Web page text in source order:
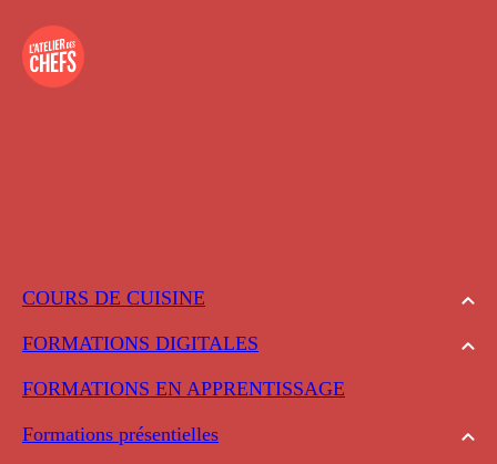
COURS DE CUISINE
FORMATIONS DIGITALES
FORMATIONS EN APPRENTISSAGE
Formations présentielles